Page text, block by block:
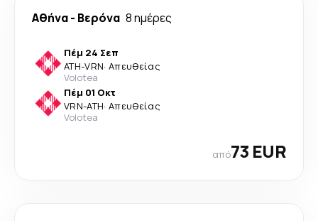
Αθήνα- Βερόνα 8 ημέρες
Πέμ 24 Σεπ
ATH-VRN· Απευθείας
Volotea
Πέμ 01 Οκτ
VRN-ATH· Απευθείας
Volotea
από73 EUR